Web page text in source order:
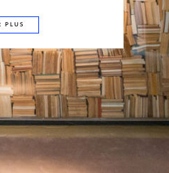
PLUS